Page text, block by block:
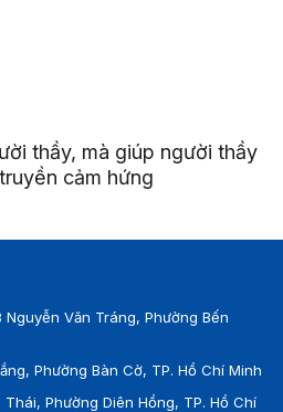
thầy, mà giúp người thầy
cảm hứng
Nguyễn Văn Tráng, Phường Bến
Phường Bàn Cờ, TP. Hồ Chí Minh
Thái, Phường Diên Hồng, TP. Hồ Chí